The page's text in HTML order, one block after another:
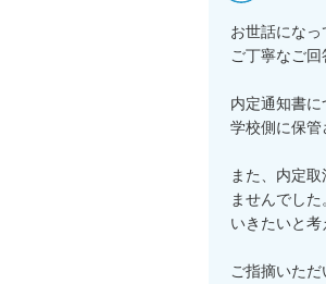
お世話になっ
ご丁寧なご回
内定通知書
学校側に保管
また、内定
ませんでし
いきたいと考
ご指摘いた